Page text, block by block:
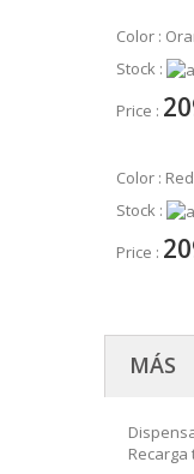
Color :
Stock :
Price :
Color : Red
Stock :
Price :
MÁS